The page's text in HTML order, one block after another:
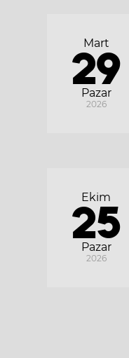
Pazar
Mart
29
2026
Pazar
Ekim
25
2026